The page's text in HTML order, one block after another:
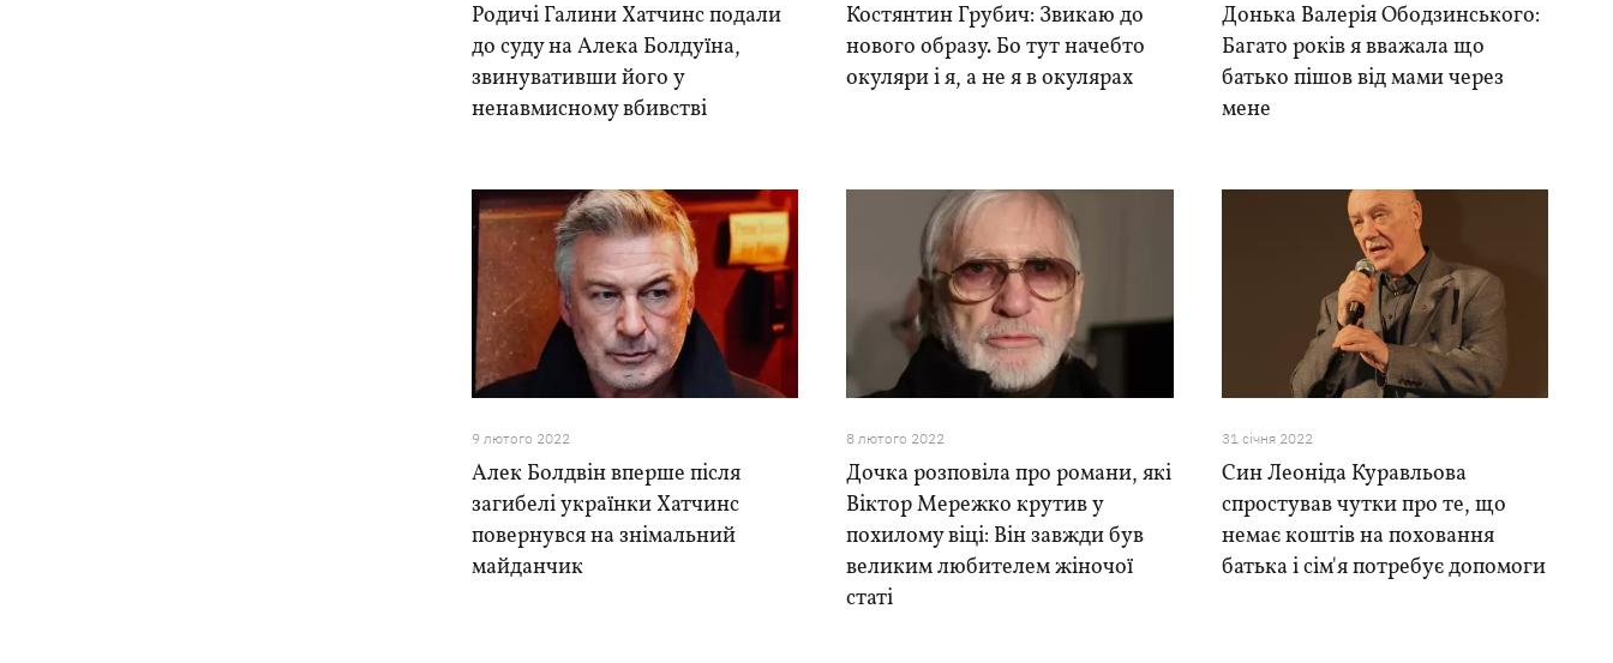
Родичі Галини Хатчинс подали
до суду на Алека Болдуїна,
звинувативши його у
ненавмисному вбивстві
Костянтин Грубич: Звикаю до
нового образу. Бо тут начебто
окуляри і я, а не я в окулярах
Донька Валерія Ободзинського:
Багато років я вважала що
батько пішов від мами через
мене
9 лютого 2022
Алек Болдвін вперше після
загибелі українки Хатчинс
повернувся на знімальний
майданчик
8 лютого 2022
Дочка розповіла про романи, які
Віктор Мережко крутив у
похилому віці: Він завжди був
великим любителем жіночої
статі
31 сiчня 2022
Син Леоніда Куравльова
спростував чутки про те, що
немає коштів на поховання
батька і сім'я потребує допомоги